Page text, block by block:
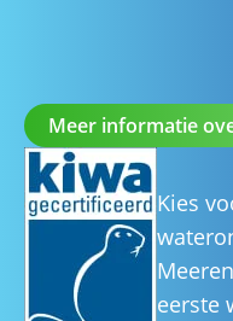
Meer informatie
Kies
eerste